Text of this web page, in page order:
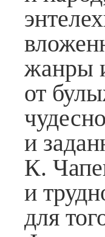
жанры
от
и
К.
и
для